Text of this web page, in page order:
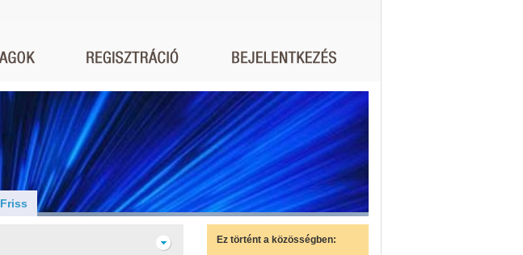
Friss
Ez történt a közösségben: